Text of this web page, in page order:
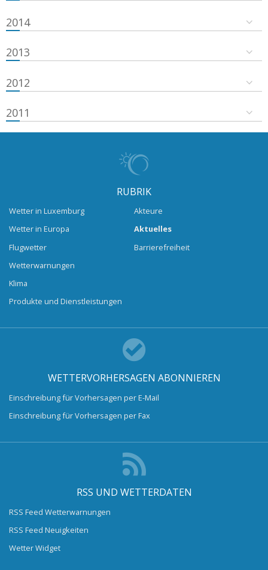
2014
2013
2012
2011
RUBRIK
Wetter in Luxemburg
Wetter in Europa
Flugwetter
Wetterwarnungen
Klima
Produkte und Dienstleistungen
Akteure
Aktuelles
Barrierefreiheit
WETTERVORHERSAGEN ABONNIEREN
Einschreibung für Vorhersagen per E-Mail
Einschreibung für Vorhersagen per Fax
RSS UND WETTERDATEN
RSS Feed Wetterwarnungen
RSS Feed Neuigkeiten
Wetter Widget